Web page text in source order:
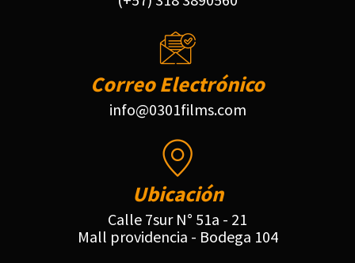
Correo Electrónico
info@0301films.com
Ubicación
Calle 7sur N° 51a - 21
Mall providencia - Bodega 104